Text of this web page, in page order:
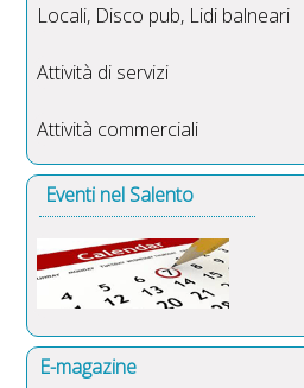
Locali, Disco pub, Lidi balneari
Attività di servizi
Attività commerciali
Eventi nel Salento
E-magazine